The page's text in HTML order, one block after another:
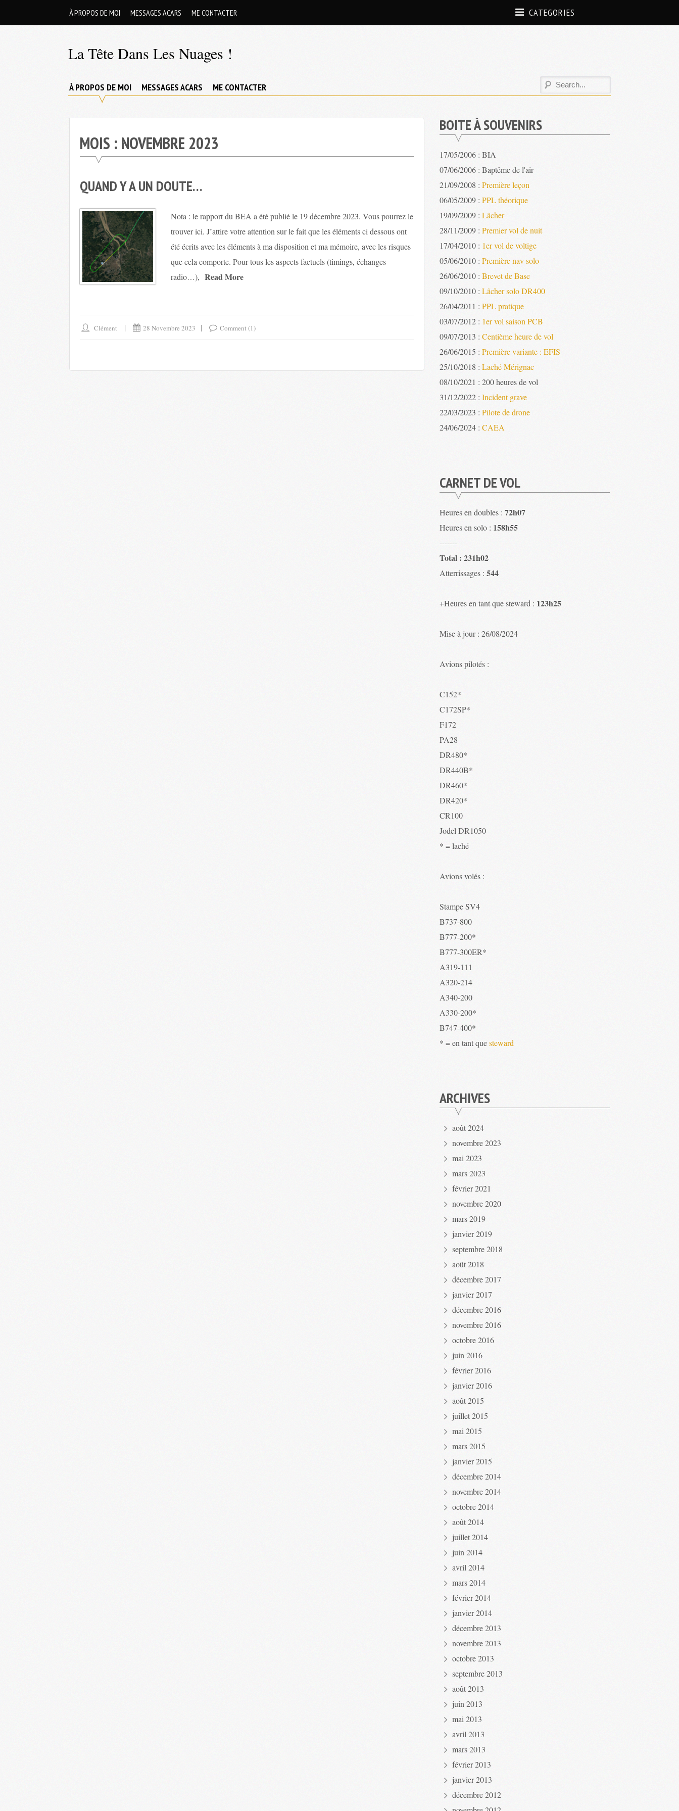
À PROPOS DE MOI MESSAGES ACARS ME CONTACTER CATEGORIES
La Tête Dans Les Nuages !
aventures
privé
À PROPOS DE MOI MESSAGES ACARS ME CONTACTER
MOIS : NOVEMBRE 2023
QUAND Y A UN DOUTE…
Nota : le rapport du BEA a été publié le 19 décembre 2023. Vous pourrez le
trouver ici. J’attire votre attention sur le fait que les éléments ci dessous ont
été écrits avec les éléments à ma disposition et ma mémoire, avec les risques
que cela comporte. Pour tous les aspects factuels (timings, échanges
radio…), Read More
Clément 28 Novembre 2023 Comment (1)
BOITE À SOUVENIRS
17/05/2006 : BIA
07/06/2006 : Baptême de l'air
21/09/2008 :Première leçon
06/05/2009 :PPL théorique
19/09/2009 :Lâcher
28/11/2009 :Premier vol de nuit
17/04/2010 : 1er vol de voltige
05/06/2010 :Première nav solo
26/06/2010 :Brevet de Base
09/10/2010 :Lâcher solo DR400
26/04/2011 :PPL pratique
03/07/2012 : 1er vol saison PCB
09/07/2013 :Centième heure de vol
26/06/2015 :Première variante : EFIS
25/10/2018 :Laché Mérignac
08/10/2021 : 200 heures de vol
31/12/2022 :Incident grave
22/03/2023 :Pilote de drone
24/06/2024 :CAEA
CARNET DE VOL
Heures en doubles :72h07
Heures en solo : 158h55
-------
Total : 231h02
Atterrissages :544
+Heures en tant que steward : 123h25
Mise à jour : 26/08/2024
Avions pilotés :
C152*
C172SP*
F172
PA28
DR480*
DR440B*
DR460*
DR420*
CR100
Jodel DR1050
* = laché
Avions volés :
Stampe SV4
B737-800
B777-200*
B777-300ER*
A319-111
A320-214
A340-200
A330-200*
B747-400*
* = en tant questeward
ARCHIVES
août 2024
novembre 2023
mai 2023
mars 2023
février 2021
novembre 2020
mars 2019
janvier 2019
septembre 2018
août 2018
décembre 2017
janvier 2017
décembre 2016
novembre 2016
octobre 2016
juin 2016
février 2016
janvier 2016
août 2015
juillet 2015
mai 2015
mars 2015
janvier 2015
décembre 2014
novembre 2014
octobre 2014
août 2014
juillet 2014
juin 2014
avril 2014
mars 2014
février 2014
janvier 2014
décembre 2013
novembre 2013
octobre 2013
septembre 2013
août 2013
juin 2013
mai 2013
avril 2013
mars 2013
février 2013
janvier 2013
décembre 2012